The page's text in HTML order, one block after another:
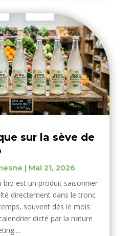
sur la sève de
Mai 21, 2026
bio est un produit saisonnier
directement dans le tronc
souvent dès le mois
dicté par la nature